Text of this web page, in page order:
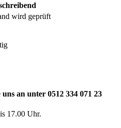
wird geprüft
an unter 0512 334 071 23
17.00 Uhr.